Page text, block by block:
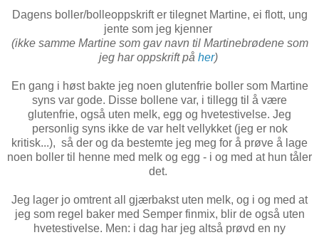
Dagens boller/bolleoppskrift er tilegnet Martine, ei flott, ung
jente som jeg kjenner
(ikke samme Martine som gav navn til Martinebrødene som
jeg har oppskrift på her)
En gang i høst bakte jeg noen glutenfrie boller som Martine
syns var gode. Disse bollene var, i tillegg til å være
glutenfrie, også uten melk, egg og hvetestivelse. Jeg
personlig syns ikke de var helt vellykket (jeg er nok
kritisk...), så der og da bestemte jeg meg for å prøve å lage
noen boller til henne med melk og egg - i og med at hun tåler
det.
Jeg lager jo omtrent all gjærbakst uten melk, og i og med at
jeg som regel baker med Semper finmix, blir de også uten
hvetestivelse. Men: i dag har jeg altså prøvd en ny